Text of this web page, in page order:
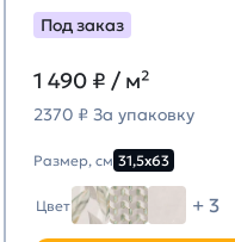
Под заказ
1 490 ₽ / м²
2370 ₽ За упаковку
Размер, см 31,5х63
Цвет + 3